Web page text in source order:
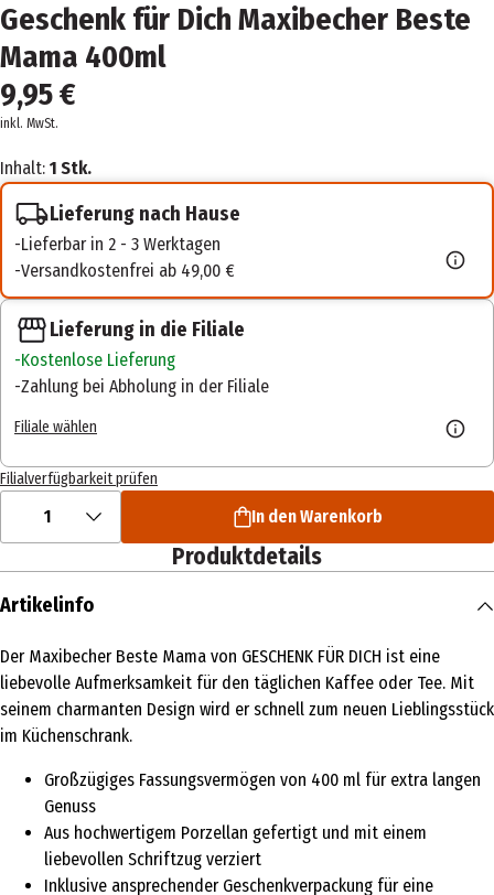
Geschenk für Dich Maxibecher Beste
Mama 400ml
9,95 €
inkl. MwSt.
Inhalt: 1 Stk.
Lieferung nach Hause
Lieferbar in 2 - 3 Werktagen
Versandkostenfrei ab 49,00 €
Lieferung in die Filiale
Kostenlose Lieferung
Zahlung bei Abholung in der Filiale
Filiale wählen
Filialverfügbarkeit prüfen
1 In den Warenkorb
Produktdetails
Artikelinfo
Der Maxibecher Beste Mama von GESCHENK FÜR DICH ist eine
liebevolle Aufmerksamkeit für den täglichen Kaffee oder Tee. Mit
seinem charmanten Design wird er schnell zum neuen Lieblingsstück
im Küchenschrank.
Großzügiges Fassungsvermögen von 400 ml für extra langen
Genuss
Aus hochwertigem Porzellan gefertigt und mit einem
liebevollen Schriftzug verziert
Inklusive ansprechender Geschenkverpackung für eine